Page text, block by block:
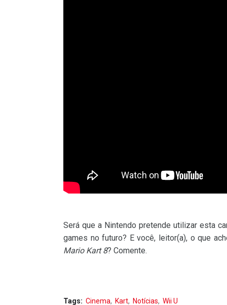
Será que a Nintendo pretende utilizar esta
games no futuro? E você, leitor(a), o que
Mario Kart 8? Comente.
Tags: Cinema Kart Notícias Wii U